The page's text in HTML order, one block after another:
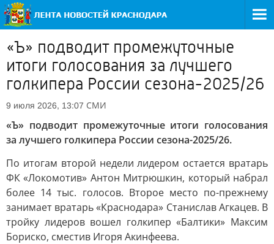
«Ъ» подводит промежуточные
итоги голосования за лучшего
голкипера России сезона-2025/26
9 июля 2026, 13:07 СМИ
«Ъ» подводит промежуточные итоги голосования
за лучшего голкипера России сезона-2025/26.
По итогам второй недели лидером остается вратарь
ФК «Локомотив» Антон Митрюшкин, который набрал
более 14 тыс. голосов. Второе место по-прежнему
занимает вратарь «Краснодара» Станислав Агкацев. В
тройку лидеров вошел голкипер «Балтики» Максим
Бориско, сместив Игоря Акинфеева.